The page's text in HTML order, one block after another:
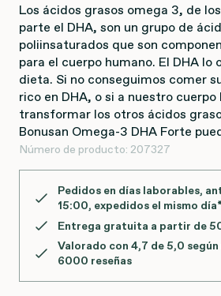
Los ácidos grasos omega 3, de
parte el DHA, son un grupo de
poliinsaturados que son
para el cuerpo humano. El DHA lo
dieta. Si no conseguimos comer
rico en DHA, o si a nuestro
transformar los otros ácidos
Bonusan Omega-3 DHA Forte
Número de producto: 207327
Pedidos en días laborables,
15:00, expedidos el mismo día*
Entrega gratuita a partir de
Valorado con 4,7 de 5,0 según
6000 reseñas